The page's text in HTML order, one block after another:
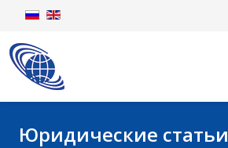
Юридические статьи